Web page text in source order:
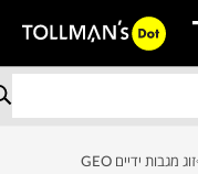
זוג מגבות ידיים GEO